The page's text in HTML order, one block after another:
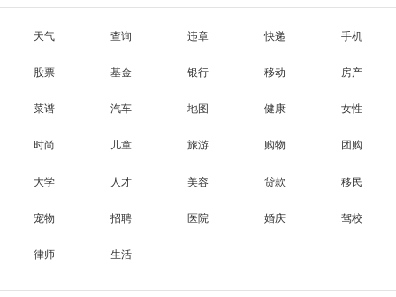
天气 查询 违章 快递 手机
股票 基金 银行 移动 房产
菜谱 汽车 地图 健康 女性
时尚 儿童 旅游 购物 团购
大学 人才 美容 贷款 移民
宠物 招聘 医院 婚庆 驾校
律师 生活